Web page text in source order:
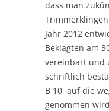
dass man
Jahr 2012
Beklagten am
vereinbart und
schriftlich
B 10, auf die
genommen